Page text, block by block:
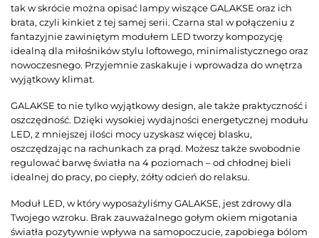
tak w skrócie można opisać lampy wiszące GALAKSE oraz ich
brata, czyli kinkiet z tej samej serii. Czarna stal w połączeniu z
fantazyjnie zawiniętym modułem LED tworzy kompozycję
idealną dla miłośników stylu loftowego, minimalistycznego oraz
nowoczesnego. Przyjemnie zaskakuje i wprowadza do wnętrza
wyjątkowy klimat.
GALAKSE to nie tylko wyjątkowy design, ale także praktyczność i
oszczędność. Dzięki wysokiej wydajności energetycznej modułu
LED, z mniejszej ilości mocy uzyskasz więcej blasku,
oszczędzając na rachunkach za prąd. Możesz także swobodnie
regulować barwę światła na 4 poziomach – od chłodnej bieli
idealnej do pracy, po ciepły, żółty odcień do relaksu.
Moduł LED, w który wyposażyliśmy GALAKSE, jest zdrowy dla
Twojego wzroku. Brak zauważalnego gołym okiem migotania
światła pozytywnie wpływa na samopoczucie, zapobiega bólom